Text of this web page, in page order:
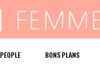
PEOPLE BONS PLANS